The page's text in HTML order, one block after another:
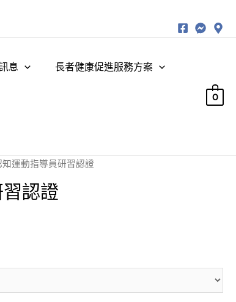
息 長者健康促進服務方案
0
運動指導員研習認證
認證